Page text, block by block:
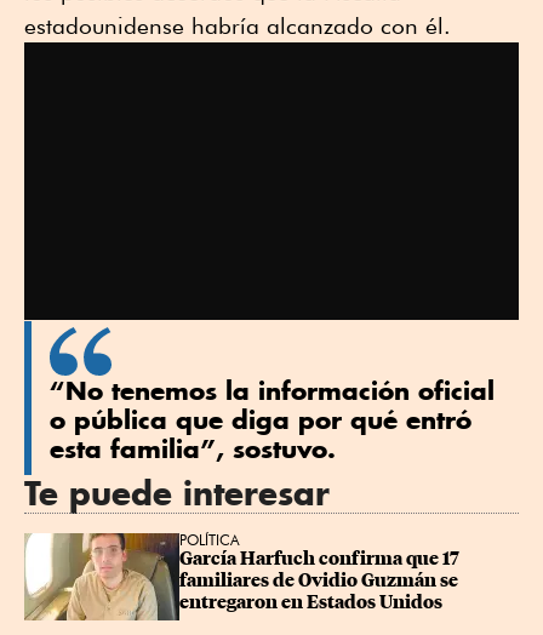
estadounidense habría alcanzado con él.
“No tenemos la información oficial
o pública que diga por qué entró
esta familia”, sostuvo.
Te puede interesar
POLÍTICA
García Harfuch confirma que 17
familiares de Ovidio Guzmán se
entregaron en Estados Unidos